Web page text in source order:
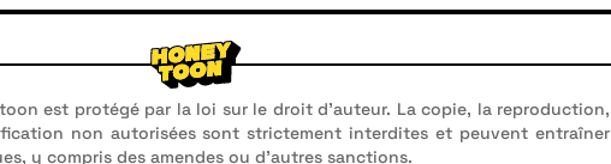
est protégé par la loi sur le droit d'auteur. La copie, la reproduction,
non autorisées sont strictement interdites et peuvent entraîner
y compris des amendes ou d'autres sanctions.